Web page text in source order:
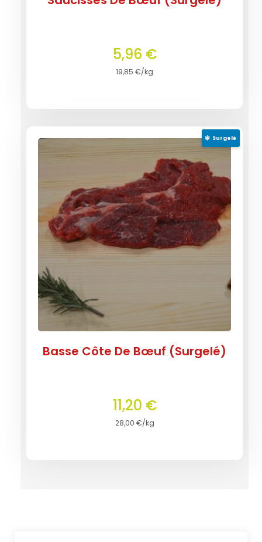
5,96 €
19,85€/kg
Surgelé
Basse Côte De Bœuf (Surgelé)
11,20 €
28,00 €/kg